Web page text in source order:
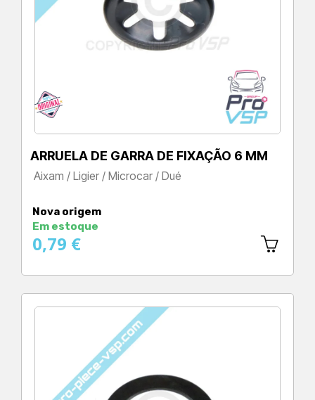
ARRUELA DE GARRA DE FIXAÇÃO 6 MM
Aixam / Ligier / Microcar / Dué
Nova origem
Em estoque
0,79 €